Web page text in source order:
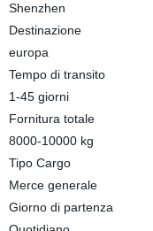
Shenzhen
Destinazione
europa
Tempo di transito
1-45 giorni
Fornitura totale
8000-10000 kg
Tipo Cargo
Merce generale
Giorno di partenza